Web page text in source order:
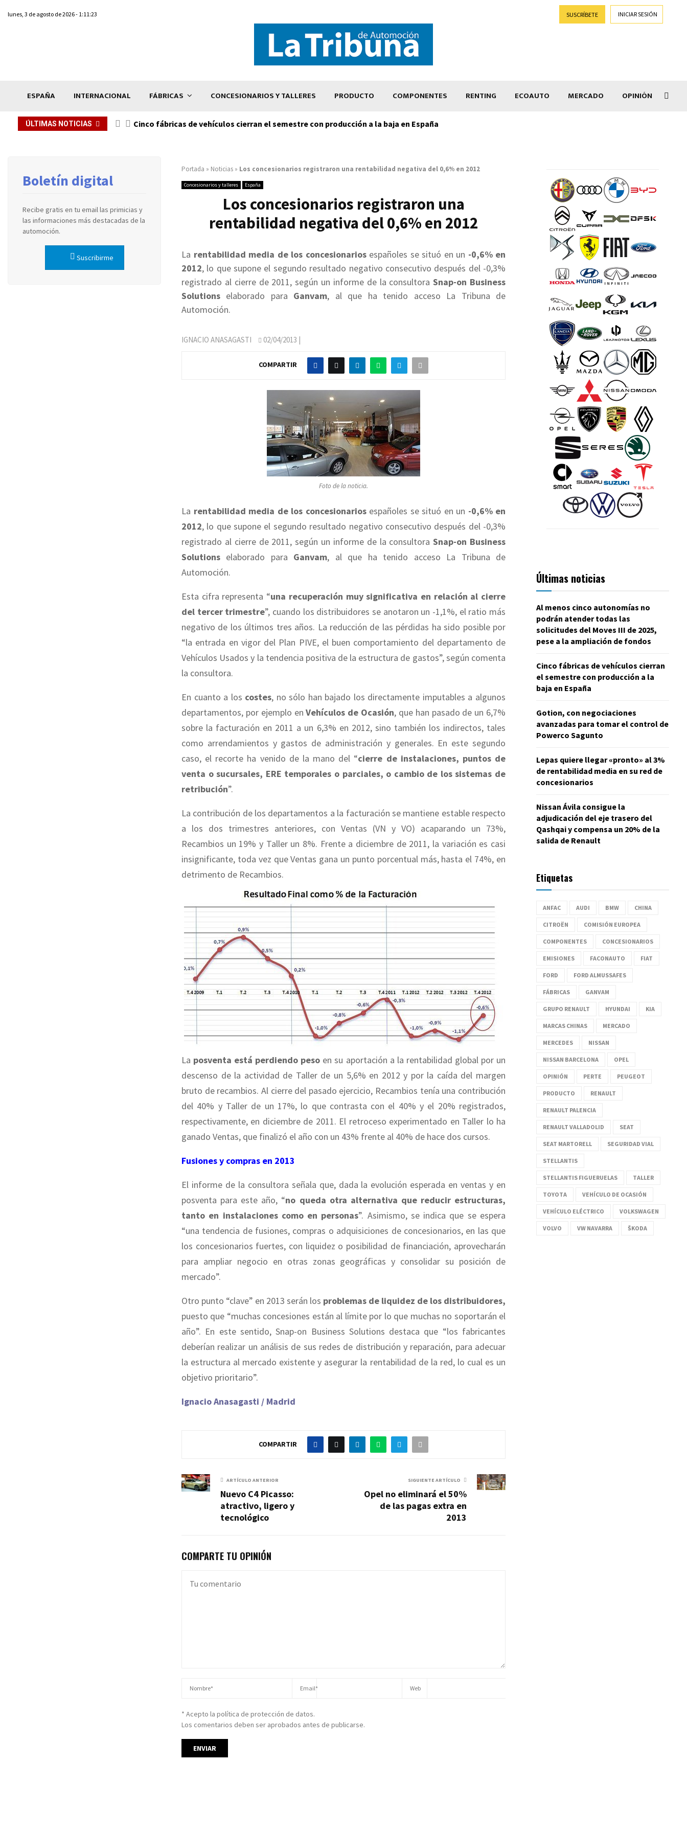
lunes, 3 de agosto de 2026 - 1:11:23 SUSCRÍBETE INICIAR SESIÓN
ESPAÑA INTERNACIONAL FÁBRICAS CONCESIONARIOS Y TALLERES PRODUCTO COMPONENTES RENTING ECOAUTO MERCADO OPINIÓN
ÚLTIMAS NOTICIAS Cinco fábricas de vehículos cierran el semestre con producción a la baja en España
Portada » Noticias » Los concesionarios registraron una rentabilidad negativa del 0,6% en 2012
Concesionarios y talleres España
Los concesionarios registraron una
rentabilidad negativa del 0,6% en 2012
La rentabilidad media de los concesionariosespañoles se situó en un -0,6% en
2012, lo que supone el segundo resultado negativo consecutivo después del -0,3%
registrado al cierre de 2011, según un informe de la consultoraSnap-on Business
Solutions elaborado para Ganvam, al que ha tenido acceso La Tribuna de
Automoción.
IGNACIO ANASAGASTI 02/04/2013 |
COMPARTIR
Foto de la noticia.
La rentabilidad media de los concesionariosespañoles se situó en un -0,6% en
2012, lo que supone el segundo resultado negativo consecutivo después del -0,3%
registrado al cierre de 2011, según un informe de la consultoraSnap-on Business
Solutions elaborado para Ganvam, al que ha tenido acceso La Tribuna de
Automoción.
Esta cifra representa “una recuperación muy significativa en relación al cierre
del tercer trimestre”, cuando los distribuidores se anotaron un -1,1%, el ratio más
negativo de los últimos tres años. La reducción de las pérdidas ha sido posible por
“la entrada en vigor del Plan PIVE, el buen comportamiento del departamento de
Vehículos Usados y la tendencia positiva de la estructura de gastos”, según comenta
la consultora.
En cuanto a los costes, no sólo han bajado los directamente imputables a algunos
departamentos, por ejemplo enVehículos de Ocasión, que han pasado de un 6,7%
sobre la facturación en 2011 a un 6,3% en 2012, sino también los indirectos, tales
como arrendamientos y gastos de administración y generales. En este segundo
caso, el recorte ha venido de la mano del “cierre de instalaciones, puntos de
venta o sucursales, ERE temporales o parciales, o cambio de los sistemas de
retribución”.
La contribución de los departamentos a la facturación se mantiene estable respecto
a los dos trimestres anteriores, con Ventas (VN y VO) acaparando un 73%,
Recambios un 19% y Taller un 8%. Frente a diciembre de 2011, la variación es casi
insignificante, toda vez que Ventas gana un punto porcentual más, hasta el 74%, en
detrimento de Recambios.
La posventa está perdiendo peso en su aportación a la rentabilidad global por un
descenso de la actividad de Taller de un 5,6% en 2012 y por la caída del margen
bruto de recambios. Al cierre del pasado ejercicio, Recambios tenía una contribución
del 40% y Taller de un 17%, lo que contrasta con el 40% y el 20% registrados,
respectivamente, en diciembre de 2011. El retroceso experimentado en Taller lo ha
ganado Ventas, que finalizó el año con un 43% frente al 40% de hace dos cursos.
Fusiones y compras en 2013
El informe de la consultora señala que, dada la evolución esperada en ventas y en
posventa para este año, “no queda otra alternativa que reducir estructuras,
tanto en instalaciones como en personas”. Asimismo, se indica que se espera
“una tendencia de fusiones, compras o adquisiciones de concesionarios, en las que
los concesionarios fuertes, con liquidez o posibilidad de financiación, aprovecharán
para ampliar negocio en otras zonas geográficas y consolidar su posición de
mercado”.
Otro punto “clave” en 2013 serán los problemas de liquidez de los distribuidores,
puesto que “muchas concesiones están al límite por lo que muchas no soportarán el
año”. En este sentido, Snap-on Business Solutions destaca que “los fabricantes
deberían realizar un análisis de sus redes de distribución y reparación, para adecuar
la estructura al mercado existente y asegurar la rentabilidad de la red, lo cual es un
objetivo prioritario”.
Ignacio Anasagasti / Madrid
COMPARTIR
ARTÍCULO ANTERIOR
Nuevo C4 Picasso:
atractivo, ligero y
tecnológico
SIGUIENTE ARTÍCULO
Opel no eliminará el 50%
de las pagas extra en
2013
COMPARTE TU OPINIÓN
* Acepto la política de protección de datos.
Los comentarios deben ser aprobados antes de publicarse.
Boletín digital
Recibe gratis en tu email las primicias y
las informaciones más destacadas de la
automoción.
Suscribirme
Últimas noticias
Al menos cinco autonomías no
podrán atender todas las
solicitudes del Moves III de 2025,
pese a la ampliación de fondos
Cinco fábricas de vehículos cierran
el semestre con producción a la
baja en España
Gotion, con negociaciones
avanzadas para tomar el control de
Powerco Sagunto
Lepas quiere llegar «pronto» al 3%
de rentabilidad media en su red de
concesionarios
Nissan Ávila consigue la
adjudicación del eje trasero del
Qashqai y compensa un 20% de la
salida de Renault
Etiquetas
ANFAC AUDI BMW CHINA
CITROËN COMISIÓN EUROPEA
COMPONENTES CONCESIONARIOS
EMISIONES FACONAUTO FIAT
FORD FORD ALMUSSAFES
FÁBRICAS GANVAM
GRUPO RENAULT HYUNDAI KIA
MARCAS CHINAS MERCADO
MERCEDES NISSAN
NISSAN BARCELONA OPEL
OPINIÓN PERTE PEUGEOT
PRODUCTO RENAULT
RENAULT PALENCIA
RENAULT VALLADOLID SEAT
SEAT MARTORELL SEGURIDAD VIAL
STELLANTIS
STELLANTIS FIGUERUELAS TALLER
TOYOTA VEHÍCULO DE OCASIÓN
VEHÍCULO ELÉCTRICO VOLKSWAGEN
VOLVO VW NAVARRA ŠKODA